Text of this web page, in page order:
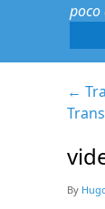
poco
←
By